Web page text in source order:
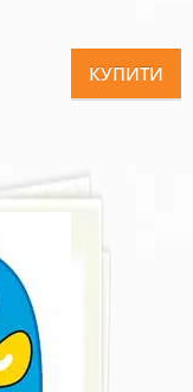
КУПИТИ